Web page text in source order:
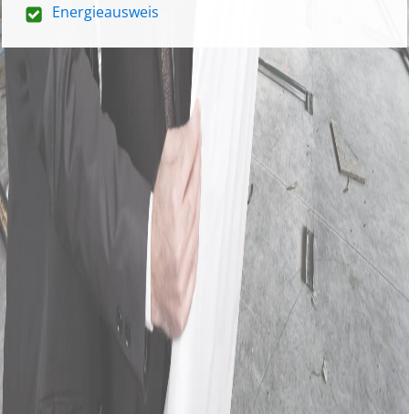
Energieausweis